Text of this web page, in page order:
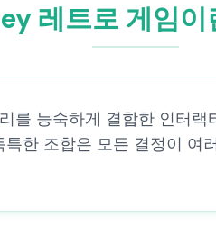
레트로 게임이
를 능숙하게 결합한 인터
한 조합은 모든 결정이